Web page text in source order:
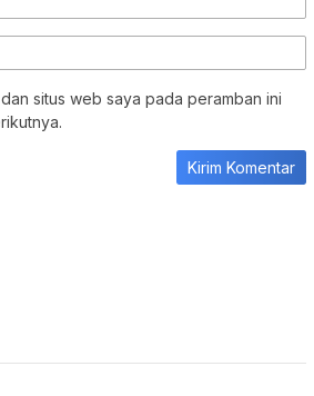
situs web saya pada peramban ini